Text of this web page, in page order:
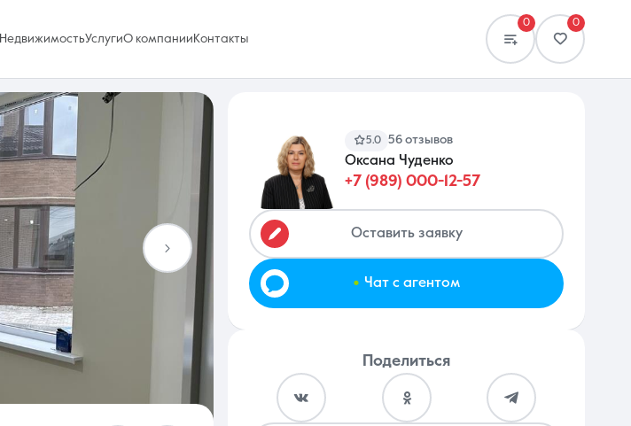
НедвижимостьУслугиО компании Контакты
0 0
Сравнение
Услуги
5.0 56 отзывов
Оксана Чуденко
+7 (989) 000-12-57
Оставить заявку
. Чат с агентом
Поделиться